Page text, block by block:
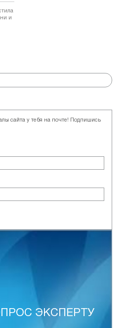
и
сайта у тебя на почте! Подпишись
ЭКСПЕРТУ